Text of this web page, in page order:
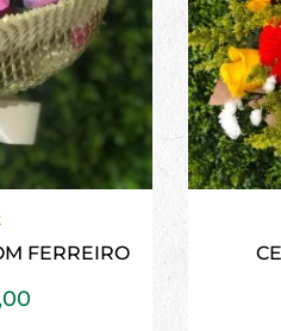
FERREIRO